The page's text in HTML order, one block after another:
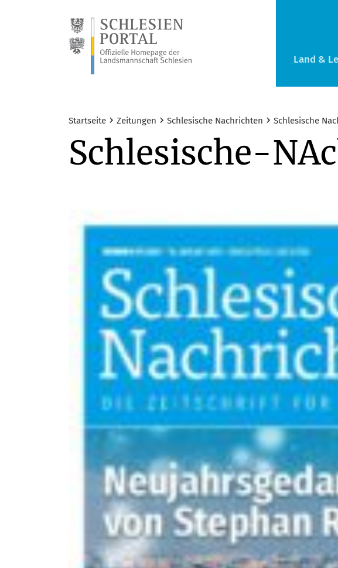
Land &
Startseite › Zeitungen › Schlesische Nachrichten › Schlesische
Schlesische-